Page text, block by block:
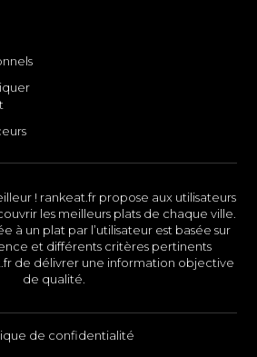
! rankeat.fr propose aux utilisateurs
les meilleurs plats de chaque ville.
à un plat par l’utilisateur est basée sur
et différents critères pertinents
de délivrer une information objective
de qualité.
de confidentialité